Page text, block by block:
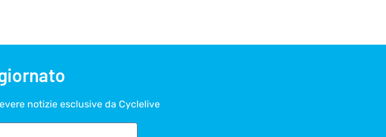
notizie esclusive da Cyclelive